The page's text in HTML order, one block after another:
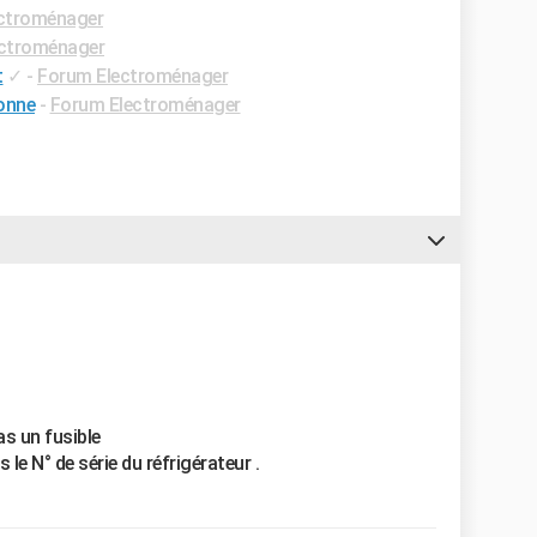
✓ - Forum Electroménager
- Forum Electroménager
un fusible
N° de série du réfrigérateur .